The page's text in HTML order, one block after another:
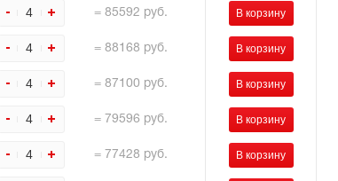
4 = 85592 руб.
4 = 88168 руб.
4 = 87100 руб.
4 = 79596 руб.
4 = 77428 руб.